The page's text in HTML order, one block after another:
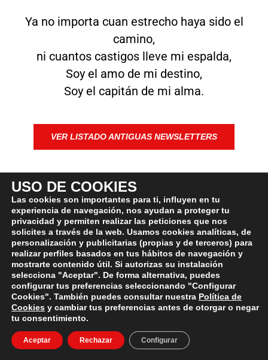
Ya no importa cuan estrecho haya sido el
camino,
ni cuantos castigos lleve mi espalda,
Soy el amo de mi destino,
Soy el capitán de mi alma.
VER LISTADO ANTIGUAS NEWSLETTERS
CONQUISTATU FÍSICO
EL LIBRO QUE TE ENSEÑARÁ TODO LO QUE
NECESITAS SABER PARA LOGRAR TU
MEJOR VERSIÓN FÍSICA.
MÁS INFORMACIÓN
USO DE COOKIES
Las cookies son importantes para ti, influyen en tu
experiencia de navegación, nos ayudan a proteger tu
privacidad y permiten realizar las peticiones que nos
solicites a través de la web. Usamos cookies analíticas, de
personalización y publicitarias (propias y de terceros) para
realizar perfiles basados en tus hábitos de navegación y
mostrarte contenido útil. Si autorizas su instalación
selecciona "Aceptar". De forma alternativa, puedes
configurar tus preferencias seleccionando "Configurar
Cookies". También puedes consultar nuestra Política de
Cookies y cambiar tus preferencias antes de otorgar o negar
tu consentimiento.
Aceptar Rechazar Configurar